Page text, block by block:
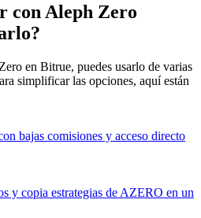
con Aleph Zero
en Bitrue, puedes usarlo de varias
simplificar las opciones, aquí están
bajas comisiones y acceso directo
y copia estrategias de AZERO en un